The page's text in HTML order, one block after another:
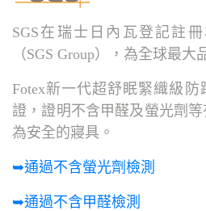
SGS在瑞士日內瓦登記註
（SGS Group），為全球最大
Fotex新一代超舒眠緊織級防
證，證明不含甲醛及螢光劑等
為安全的寢具。
➥通過不含螢光劑檢測
➥通過不含甲醛檢測